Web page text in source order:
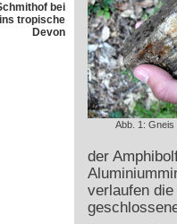
bei
tropische
Devon
Abb. 1:
der
verlaufen